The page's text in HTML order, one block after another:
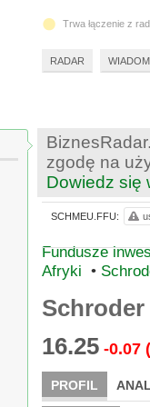
zgodę na
Dowiedz się
Fundusze
Afryki •
Schroder
16.25 -0.07
PROFIL
SCHMEU.FFU:
Trwa łączenie z
RADAR